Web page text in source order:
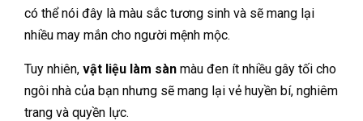
có thể nói đây là màu sắc tương sinh và sẽ mang lại
nhiều may mắn cho người mệnh mộc.
Tuy nhiên, vật liệu làm sàn màu đen ít nhiều gây tối cho
ngôi nhà của bạn nhưng sẽ mang lại vẻ huyền bí, nghiêm
trang và quyền lực.